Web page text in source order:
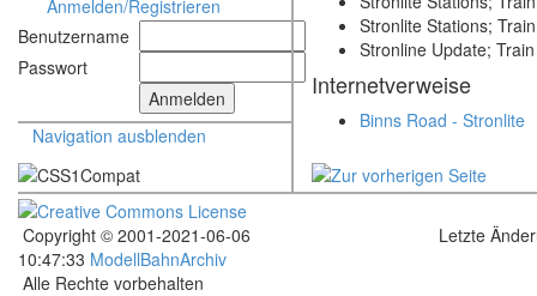
Anmelden/Registrieren
Benutzername
Passwort
Navigation ausblenden
Stronlite Stations;
Stronline Update;
Internetverweise
Binns Road - Stronlite
Copyright © 2001-2021-06-06
10:47:33 ModellBahnArchiv
Letzte
Alle Rechte vorbehalten